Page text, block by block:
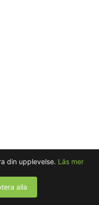
din upplevelse. Läs mer
alla